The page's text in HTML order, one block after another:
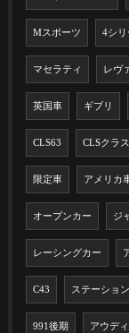
Mスポーツ 4シリ
マセラティ レヴ
英国車 ギブリ
CLS63 CLSクラス
限定車 アメリカ
オープンカー ジ
レーシングカー
C43 ステーショ
991後期 アウディ